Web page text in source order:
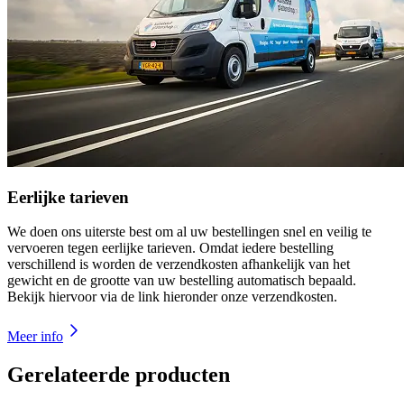
Eerlijke tarieven
We doen ons uiterste best om al uw bestellingen snel en veilig te
vervoeren tegen eerlijke tarieven. Omdat iedere bestelling
verschillend is worden de verzendkosten afhankelijk van het
gewicht en de grootte van uw bestelling automatisch bepaald.
Bekijk hiervoor via de link hieronder onze verzendkosten.
Meer info
Gerelateerde producten